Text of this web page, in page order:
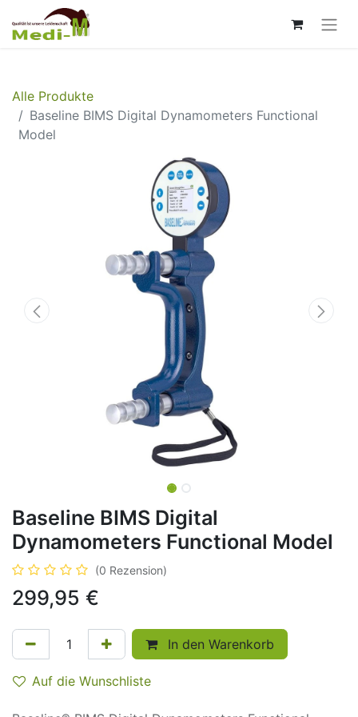
Alle Produkte
Baseline BIMS Digital Dynamometers Functional
Model
Baseline BIMS Digital
Dynamometers Functional Model
(0 Rezension)
299,95 €
In den Warenkorb
Auf die Wunschliste